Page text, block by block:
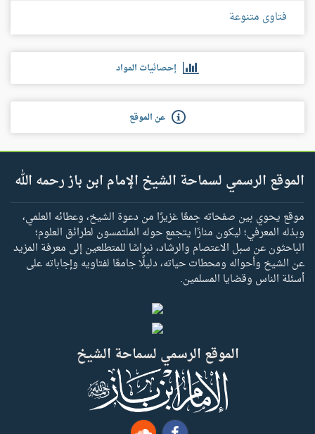
فتاوى متنوعة
إحصائيات المواد
عن الموقع
الموقع الرسمي لسماحة الشيخ الإمام ابن باز رحمه الله
موقع يحوي بين صفحاته جمعًا غزيرًا من دعوة الشيخ، وعطائه العلمي،
وبذله المعرفي؛ ليكون منارًا يتجمع حوله الملتمسون لطرائق العلوم؛
الباحثون عن سبل الاعتصام والرشاد، نبراسًا للمتطلعين إلى معرفة المزيد
عن الشيخ وأحواله ومحطات حياته، دليلًا جامعًا لفتاويه وإجاباته على
أسئلة الناس وقضايا المسلمين.
الموقع الرسمي لسماحة الشيخ